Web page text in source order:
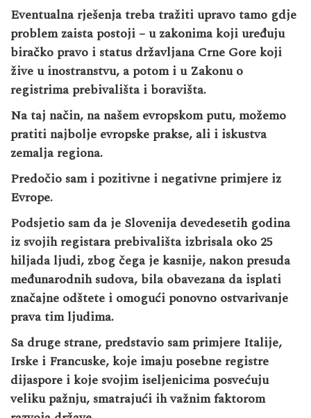
Eventualna rješenja treba tražiti upravo tamo gdje
problem zaista postoji – u zakonima koji uređuju
biračko pravo i status državljana Crne Gore koji
žive u inostranstvu, a potom i u Zakonu o
registrima prebivališta i boravišta.
Na taj način, na našem evropskom putu, možemo
pratiti najbolje evropske prakse, ali i iskustva
zemalja regiona.
Predočio sam i pozitivne i negativne primjere iz
Evrope.
Podsjetio sam da je Slovenija devedesetih godina
iz svojih registara prebivališta izbrisala oko 25
hiljada ljudi, zbog čega je kasnije, nakon presuda
međunarodnih sudova, bila obavezana da isplati
značajne odštete i omogući ponovno ostvarivanje
prava tim ljudima.
Sa druge strane, predstavio sam primjere Italije,
Irske i Francuske, koje imaju posebne registre
dijaspore i koje svojim iseljenicima posvećuju
veliku pažnju, smatrajući ih važnim faktorom